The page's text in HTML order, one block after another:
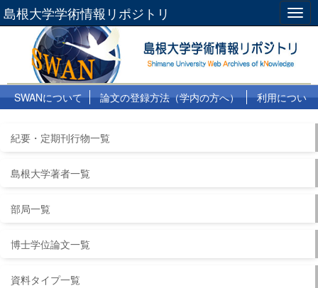
島根大学学術情報リポジトリ
SWANについて 論文の登録方法（学内の方へ）
利用につい
紀要・定期刊行物一覧
島根大学著者一覧
部局一覧
博士学位論文一覧
資料タイプ一覧